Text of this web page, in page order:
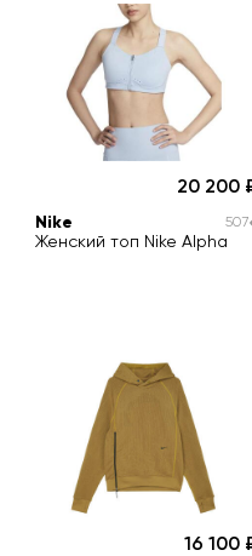
20 200
Nike
Женский топ Nike Alpha
507
16 100